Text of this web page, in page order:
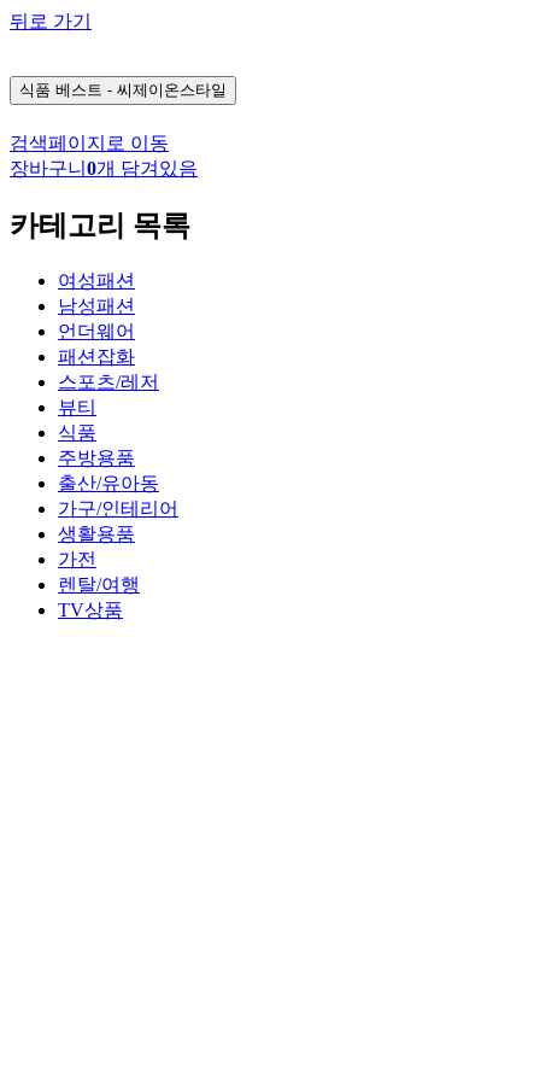
뒤로 가기
식품 베스트 - 씨제이온스타일
검색페이지로 이동
장바구니 0개 담겨있음
카테고리 목록
여성패션
남성패션
언더웨어
패션잡화
스포츠/레저
뷰티
식품
주방용품
출산/유아동
가구/인테리어
생활용품
가전
렌탈/여행
TV상품